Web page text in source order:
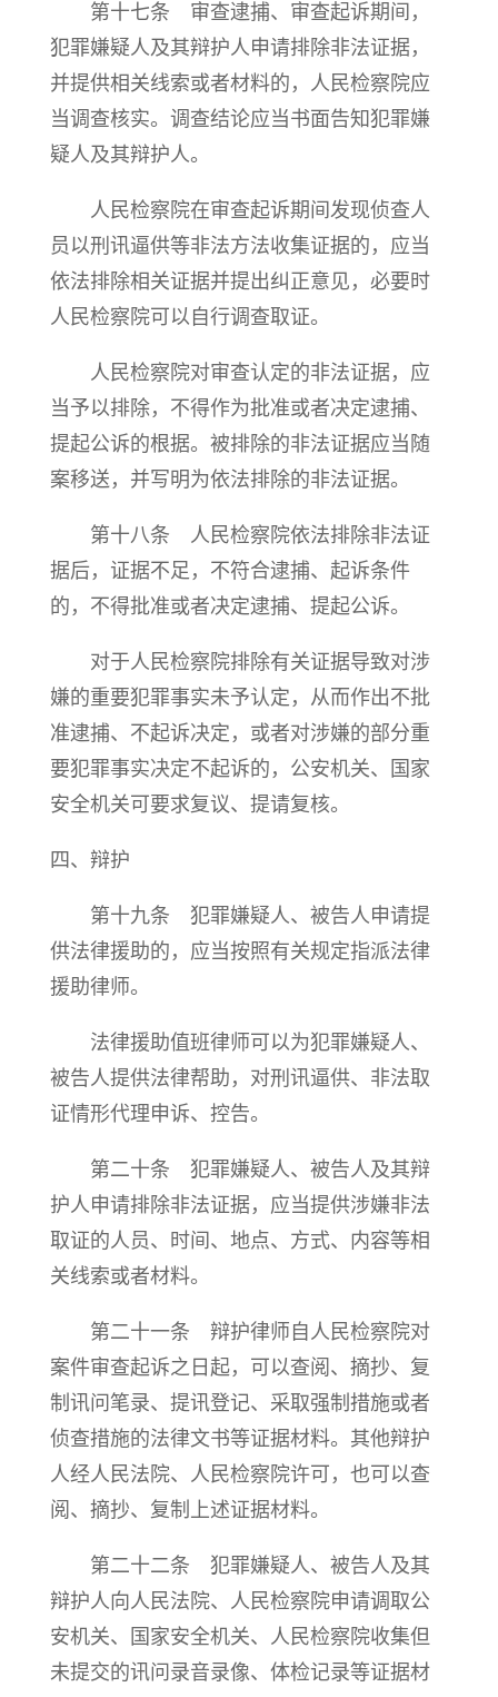
第十七条 审查逮捕、审查起诉期间，
犯罪嫌疑人及其辩护人申请排除非法证据，
并提供相关线索或者材料的，人民检察院应
当调查核实。调查结论应当书面告知犯罪嫌
疑人及其辩护人。
人民检察院在审查起诉期间发现侦查人
员以刑讯逼供等非法方法收集证据的，应当
依法排除相关证据并提出纠正意见，必要时
人民检察院可以自行调查取证。
人民检察院对审查认定的非法证据，应
当予以排除，不得作为批准或者决定逮捕、
提起公诉的根据。被排除的非法证据应当随
案移送，并写明为依法排除的非法证据。
第十八条 人民检察院依法排除非法证
据后，证据不足，不符合逮捕、起诉条件
的，不得批准或者决定逮捕、提起公诉。
对于人民检察院排除有关证据导致对涉
嫌的重要犯罪事实未予认定，从而作出不批
准逮捕、不起诉决定，或者对涉嫌的部分重
要犯罪事实决定不起诉的，公安机关、国家
安全机关可要求复议、提请复核。
四、辩护
第十九条 犯罪嫌疑人、被告人申请提
供法律援助的，应当按照有关规定指派法律
援助律师。
法律援助值班律师可以为犯罪嫌疑人、
被告人提供法律帮助，对刑讯逼供、非法取
证情形代理申诉、控告。
第二十条 犯罪嫌疑人、被告人及其辩
护人申请排除非法证据，应当提供涉嫌非法
取证的人员、时间、地点、方式、内容等相
关线索或者材料。
第二十一条 辩护律师自人民检察院对
案件审查起诉之日起，可以查阅、摘抄、复
制讯问笔录、提讯登记、采取强制措施或者
侦查措施的法律文书等证据材料。其他辩护
人经人民法院、人民检察院许可，也可以查
阅、摘抄、复制上述证据材料。
第二十二条 犯罪嫌疑人、被告人及其
辩护人向人民法院、人民检察院申请调取公
安机关、国家安全机关、人民检察院收集但
未提交的讯问录音录像、体检记录等证据材